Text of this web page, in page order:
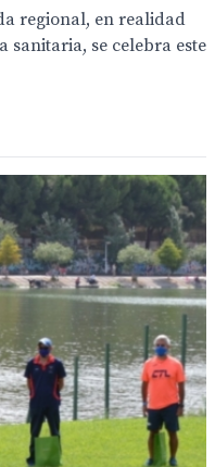
regional, en realidad
sanitaria, se celebra este